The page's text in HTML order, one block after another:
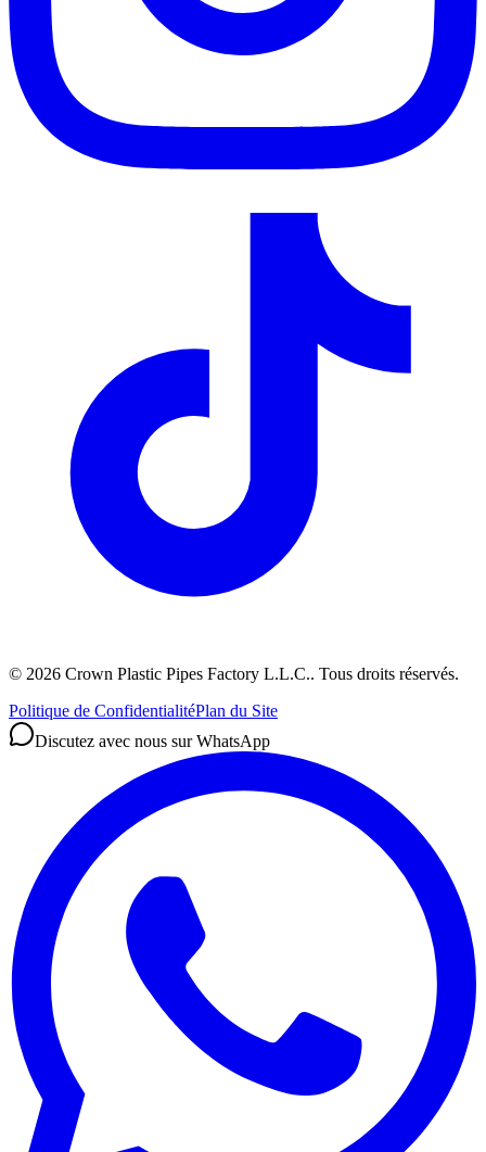
© 2026 Crown Plastic Pipes Factory L.L.C.. Tous droits réservés.
Politique de ConfidentialitéPlan du Site
Discutez avec nous sur WhatsApp